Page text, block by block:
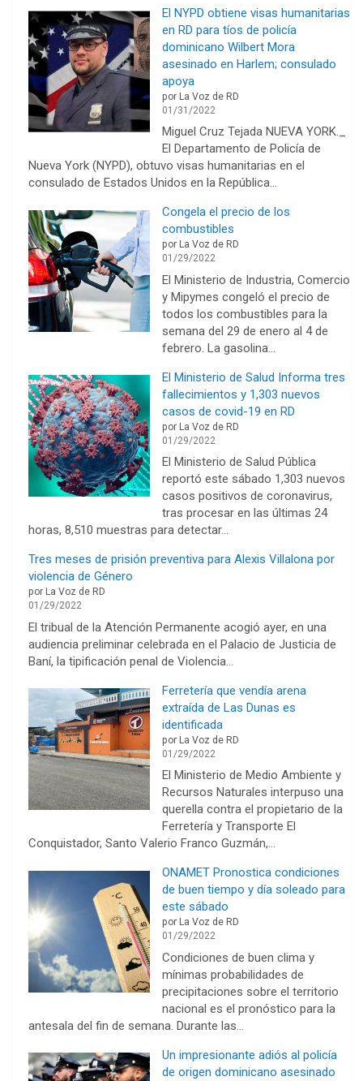
El NYPD obtiene visas humanitarias
en RD para tíos de policía
dominicano Wilbert Mora
asesinado en Harlem; consulado
apoya
por La Voz de RD
01/31/2022
Miguel Cruz Tejada NUEVA YORK._
El Departamento de Policía de
Nueva York (NYPD), obtuvo visas humanitarias en el
consulado de Estados Unidos en la República…
Congela el precio de los
combustibles
por La Voz de RD
01/29/2022
El Ministerio de Industria, Comercio
y Mipymes congeló el precio de
todos los combustibles para la
semana del 29 de enero al 4 de
febrero. La gasolina…
El Ministerio de Salud Informa tres
fallecimientos y 1,303 nuevos
casos de covid-19 en RD
por La Voz de RD
01/29/2022
El Ministerio de Salud Pública
reportó este sábado 1,303 nuevos
casos positivos de coronavirus,
tras procesar en las últimas 24
horas, 8,510 muestras para detectar…
Tres meses de prisión preventiva para Alexis Villalona por
violencia de Género
por La Voz de RD
01/29/2022
El tribual de la Atención Permanente acogió ayer, en una
audiencia prelimi­nar celebrada en el Palacio de Justicia de
Baní, la tipi­ficación penal de Violencia…
Ferretería que vendía arena
extraída de Las Dunas es
identificada
por La Voz de RD
01/29/2022
El Ministerio de Medio Ambiente y
Recursos Na­turales interpuso una
que­rella contra el propietario de la
Ferretería y Transpor­te El
Conquistador, Santo Valerio Franco Guzmán,…
ONAMET Pronostica condiciones
de buen tiempo y día soleado para
este sábado
por La Voz de RD
01/29/2022
Condiciones de buen clima y
mínimas probabilidades de
precipitaciones sobre el territorio
nacional es el pronóstico para la
antesala del fin de semana. Durante las…
Un impresionante adiós al policía
de origen dominicano asesinado